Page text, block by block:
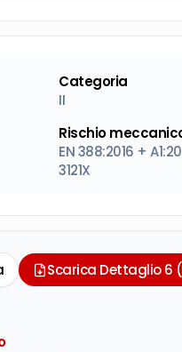
Categoria
II
Rischio
EN 388:2016 +
3121X
Scarica Dettaglio 6